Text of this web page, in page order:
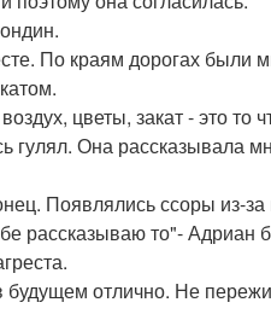
По краям дорогах были
цветы, закат - это то
гулял. Она рассказывала
Появлялись ссоры из-
рассказываю то"- Адриан
отлично. Не